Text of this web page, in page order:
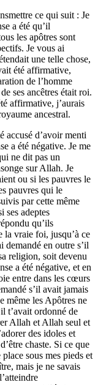
ce qui suit : Je
a été qu’il
les apôtres sont
Je vous ai
une telle chose,
été affirmative,
de l’homme
ses ancêtres était roi.
affirmative, j’aurais
ancestral.
accusé d’avoir menti
a été négative. Je me
ne dit pas un
sur Allah. Je
ou si les pauvres le
pauvres qui le
par cette même
ses adeptes
qu’ils
la vraie foi, jusqu’à ce
demandé en outre s’il
religion, soit devenu
a été négative, et en
entre dans les cœurs
s’il avait jamais
même les Apôtres ne
t’avait ordonné de
Allah et Allah seul et
des idoles et
chaste. Si ce que
sous mes pieds et
mais je ne savais